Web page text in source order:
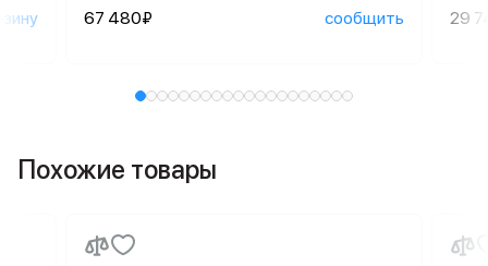
67 480₽
сообщить 29
Похожие товары